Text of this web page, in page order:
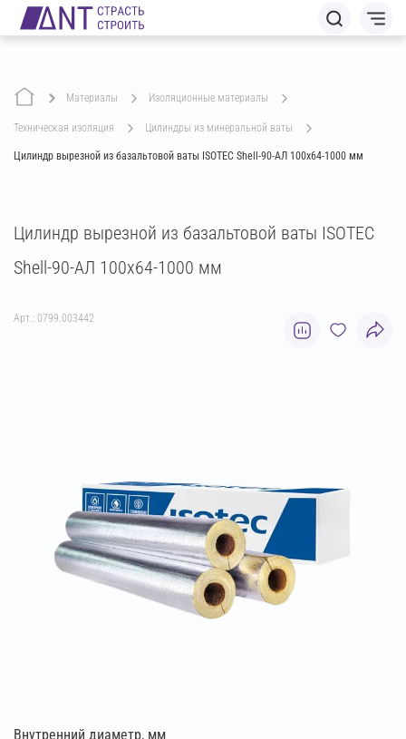
Материалы изоляционные материалы
техническая изоляция цилиндры из минеральной ваты
Цилиндр вырезной из базальтовой ваты ISOTEC Shell-90-АЛ 100х64-1000 мм
Цилиндр вырезной из базальтовой ваты ISOTEC
Shell-90-АЛ 100х64-1000 мм
Арт.: 0799.003442
Внутренний диаметр, мм